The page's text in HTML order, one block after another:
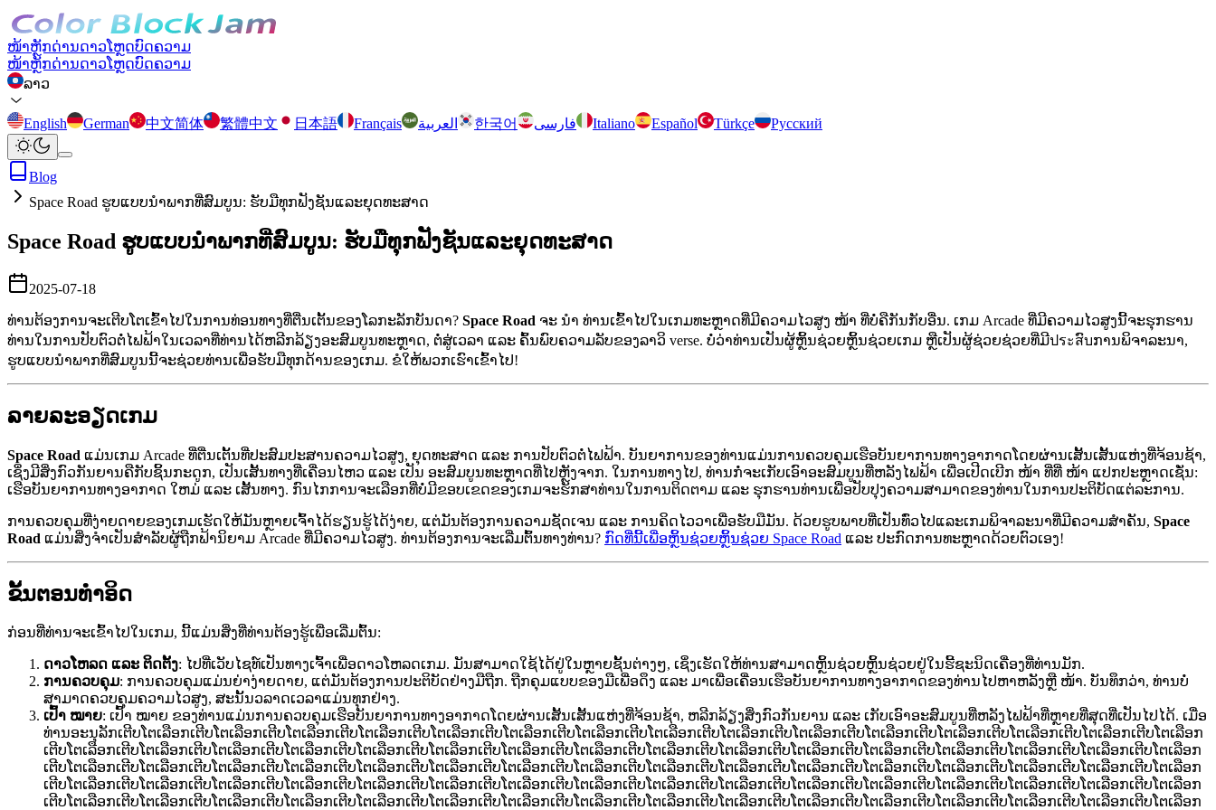
ໜ້າຫຼັກດ່ານດາວໂຫຼດບົດຄວາມ
ໜ້າຫຼັກດ່ານດາວໂຫຼດບົດຄວາມ
ລາວ
English German 中文简体 繁體中文 日本語 Français العربية 한국어 فارسی Italiano Español Türkçe Русский
Blog
Space Road ຮູບແບບນໍາພາກທີ່ສົມບູນ: ຮັບມືທຸກຟັງຊັນແລະຍຸດທະສາດ
Space Road ຮູບແບບນໍາພາກທີ່ສົມບູນ: ຮັບມືທຸກຟັງຊັນແລະຍຸດທະສາດ
2025-07-18
ທ່ານຕ້ອງການຈະເຕີບໂຕເຂົ້າໄປໃນການທ່ອນທາງທີ່ຕື່ນເຕັ້ນຂອງໂລກະລັກບັນດາ? Space Road ຈະ ນຳ ທ່ານເຂົ້າໄປໃນເກມທະຫຼາດທີ່ມີຄວາມໄວສູງ ໜ້າ ທີ່ບໍ່ຄືກັນກັບອື່ນ. ເກມ Arcade ທີ່ມີຄວາມໄວສູງນີ້ຈະຮຸກຮານ
ທ່ານໃນການປັບຕົວຕໍ່ໄຟຟ້າໃນເວລາທີ່ທ່ານໄດ້ຫລີກລ້ຽງອະສົມບູນທະຫຼາດ, ຕໍ່ສູ່ເວລາ ແລະ ຄົ້ນພົບຄວາມລັບຂອງລາວິ verse. ບໍ່ວ່າທ່ານເປັນຜູ້ຫຼິ້ນຊ່ວຍຫຼິ້ນຊ່ວຍເກມ ຫຼືເປັນຜູ້ຊ່ວຍຊ່ວຍທີ່ມີประสົบການພິຈາລະນາ,
ຮູບແບບນໍາພາກທີ່ສົມບູນນີ້ຈະຊ່ວຍທ່ານເພື່ອຮັບມືທຸກດ້ານຂອງເກມ. ຂໍໃຫ້ພວກເຮົາເຂົ້າໄປ!
ລາຍລະອຽດເກມ
Space Road ແມ່ນເກມ Arcade ທີ່ຕື່ນເຕັ້ນທີ່ປະສົມປະສານຄວາມໄວສູງ, ຍຸດທະສາດ ແລະ ການປັບຕົວຕໍ່ໄຟຟ້າ. ບັນຍາການຂອງທ່ານແມ່ນການຄວບຄຸມເຮືອບັນຍາການທາງອາກາດໂດຍຜ່ານເສັ້ນເສັ້ນແຫ່ງທີ່ຈ້ອນຊ້າ,
ເຊິ່ງມີສິ່ງກົວກັນຍານຄືກັບຊິ້ນກະດູກ, ເປັນເສັ້ນທາງທີ່ເຄື່ອນໄຫວ ແລະ ເປັນ ອະສົມບູນທະຫຼາດທີ່ໄປຫຼັງຈາກ. ໃນການທາງໄປ, ທ່ານກໍ່ຈະເກັບເອົາອະສົມບູນທີ່ຫລັງໄຟຟ້າ ເພື່ອເປີດເບີກ ໜ້າ ທີ່ທີ່ ໜ້າ ແປກປະຫຼາດເຊັ່ນ:
ເຮືອບັນຍາການທາງອາກາດ ໃຫມ່ ແລະ ເສັ້ນທາງ. ກົນໄກການຈະເລືອກທີ່ບໍ່ມີຂອບເຂດຂອງເກມຈະຮັກສາທ່ານໃນການຕິດຕາມ ແລະ ຮຸກຮານທ່ານເພື່ອປັບປຸງຄວາມສາມາດຂອງທ່ານໃນການປະຕິບັດແຕ່ລະການ.
ການຄວບຄຸມທີ່ງ່າຍດາຍຂອງເກມເຮັດໃຫ້ມັນຫຼາຍເຈົ້າໄດ້ຮຽນຮູ້ໄດ້ງ່າຍ, ແຕ່ມັນຕ້ອງການຄວາມຊັດເຈນ ແລະ ການຄິດໄວວາເພື່ອຮັບມືມັນ. ດ້ວຍຮູບພາບທີ່ເປັນທົ່ວໄປແລະເກມພິຈາລະນາທີ່ມີຄວາມສໍາຄັນ, Space
Road ແມ່ນສິ່ງຈໍາເປັນສໍາລັບຜູ້ຖືກຟ້ານິຍາມ Arcade ທີ່ມີຄວາມໄວສູງ. ທ່ານຕ້ອງການຈະເລີ່ມຕົ້ນທາງທ່ານ? ກົດທີ່ນີ້ເພື່ອຫຼິ້ນຊ່ວຍຫຼິ້ນຊ່ວຍ Space Road ແລະ ປະກົດການທະຫຼາດດ້ວຍຕົວເອງ!
ຂັ້ນຕອນທໍາອິດ
ກ່ອນທີ່ທ່ານຈະເຂົ້າໄປໃນເກມ, ນີ້ແມ່ນສິ່ງທີ່ທ່ານຕ້ອງຮູ້ເພື່ອເລີ່ມຕົ້ນ:
ດາວໂຫລດ ແລະ ຕິດຕັ້ງ: ໄປທີ່ເວັບໄຊທ໌ເປັນທາງເຈົ້າເພື່ອດາວໂຫລດເກມ. ມັນສາມາດໃຊ້ໄດ້ຢູ່ໃນຫຼາຍຊັ້ນຕ່າງໆ, ເຊິ່ງເຮັດໃຫ້ທ່ານສາມາດຫຼິ້ນຊ່ວຍຫຼິ້ນຊ່ວຍຢູ່ໃນຮີ້ຊະນິດເຄື່ອງທີ່ທ່ານມັກ.
ການຄວບຄຸມ: ການຄວບຄຸມແມ່ນຍ່າງ່າຍດາຍ, ແຕ່ມັນຕ້ອງການປະຕິບັດຢ່າງມືຖືກ. ຖືກຄຸມແບບຂອງມືເພື່ອດຶງ ແລະ ມາເພື່ອເຄື່ອນເຮືອບັນຍາການທາງອາກາດຂອງທ່ານໄປຫາຫລັງຫຼື ໜ້າ. ບັນທຶກວ່າ, ທ່ານບໍ່
ສາມາດຄວບຄຸມຄວາມໄວສູງ, ສະນັ້ນວລາດເວລາແມ່ນທຸກຢ່າງ.
ເປົ້າ ໝາຍ: ເປົ້າ ໝາຍ ຂອງທ່ານແມ່ນການຄວບຄຸມເຮືອບັນຍາການທາງອາກາດໂດຍຜ່ານເສັ້ນເສັ້ນແຫ່ງທີ່ຈ້ອນຊ້າ, ຫລີກລ້ຽງສິ່ງກົວກັນຍານ ແລະ ເກັບເອົາອະສົມບູນທີ່ຫລັງໄຟຟ້າທີ່ຫຼາຍທີ່ສຸດທີ່ເປັນໄປໄດ້. ເມື່ອ
ທ່ານອະນຸລັກເຕີບໂຕເລືອກເຕີບໂຕເລືອກເຕີບໂຕເລືອກເຕີບໂຕເລືອກເຕີບໂຕເລືອກເຕີບໂຕເລືອກເຕີບໂຕເລືອກເຕີບໂຕເລືອກເຕີບໂຕເລືອກເຕີບໂຕເລືອກເຕີບໂຕເລືອກເຕີບໂຕເລືອກເຕີບໂຕເລືອກເຕີບໂຕເລືອກເຕີບໂຕເລືອກ
ເຕີບໂຕເລືອກເຕີບໂຕເລືອກເຕີບໂຕເລືອກເຕີບໂຕເລືອກເຕີບໂຕເລືອກເຕີບໂຕເລືອກເຕີບໂຕເລືອກເຕີບໂຕເລືອກເຕີບໂຕເລືອກເຕີບໂຕເລືອກເຕີບໂຕເລືອກເຕີບໂຕເລືອກເຕີບໂຕເລືອກເຕີບໂຕເລືອກເຕີບໂຕເລືອກເຕີບໂຕເລືອກ
ເຕີບໂຕເລືອກເຕີບໂຕເລືອກເຕີບໂຕເລືອກເຕີບໂຕເລືອກເຕີບໂຕເລືອກເຕີບໂຕເລືອກເຕີບໂຕເລືອກເຕີບໂຕເລືອກເຕີບໂຕເລືອກເຕີບໂຕເລືອກເຕີບໂຕເລືອກເຕີບໂຕເລືອກເຕີບໂຕເລືອກເຕີບໂຕເລືອກເຕີບໂຕເລືອກເຕີບໂຕເລືອກ
ເຕີບໂຕເລືອກເຕີບໂຕເລືອກເຕີບໂຕເລືອກເຕີບໂຕເລືອກເຕີບໂຕເລືອກເຕີບໂຕເລືອກເຕີບໂຕເລືອກເຕີບໂຕເລືອກເຕີບໂຕເລືອກເຕີບໂຕເລືອກເຕີບໂຕເລືອກເຕີບໂຕເລືອກເຕີບໂຕເລືອກເຕີບໂຕເລືອກເຕີບໂຕເລືອກເຕີບໂຕເລືອກ
ເຕີບໂຕເລືອກເຕີບໂຕເລືອກເຕີບໂຕເລືອກເຕີບໂຕເລືອກເຕີບໂຕເລືອກເຕີບໂຕເລືອກເຕີບໂຕເລືອກເຕີບໂຕເລືອກເຕີບໂຕເລືອກເຕີບໂຕເລືອກເຕີບໂຕເລືອກເຕີບໂຕເລືອກເຕີບໂຕເລືອກເຕີບໂຕເລືອກເຕີບໂຕເລືອກເຕີບໂຕເລືອກ